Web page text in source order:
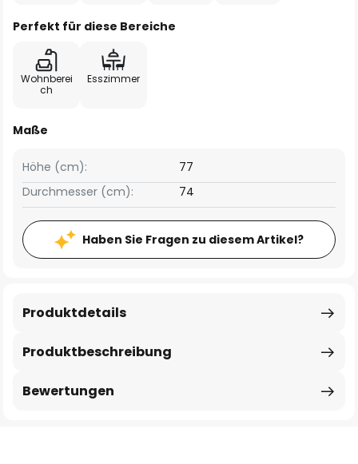
Perfekt für diese Bereiche
Wohnberei
ch
Esszimmer
Maße
Höhe (cm):
77
Durchmesser (cm):
74
Haben Sie Fragen zu diesem Artikel?
Produktbeschreibung
Produktdetails
Bewertungen